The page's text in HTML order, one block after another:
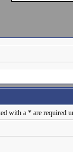
a * are required